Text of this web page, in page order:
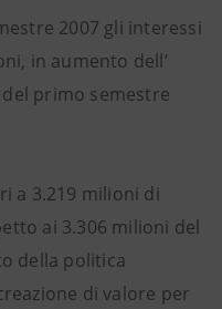
2007 gli interessi
in aumento dell’
primo semestre
a 3.219 milioni di
ai 3.306 milioni del
della politica
di valore per